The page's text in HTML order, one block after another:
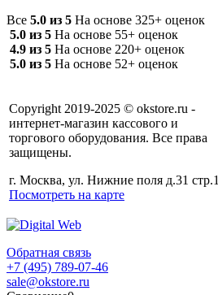
Все 5.0 из 5 На основе 325+ оценок
5.0 из 5 На основе 55+ оценок
4.9 из 5 На основе 220+ оценок
5.0 из 5 На основе 52+ оценок
Copyright 2019-2025 © okstore.ru -
интернет-магазин кассового и
торгового оборудования. Все права
защищены.
г. Москва, ул. Нижние поля д.31 стр.1
Посмотреть на карте
Обратная связь
+7 (495) 789-07-46
sale@okstore.ru